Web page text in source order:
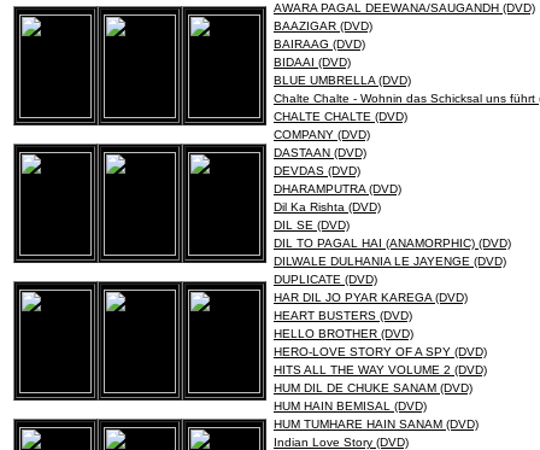
AWARA PAGAL DEEWANA/SAUGANDH (DVD)
BAAZIGAR (DVD)
BAIRAAG (DVD)
BIDAAI (DVD)
BLUE UMBRELLA (DVD)
Chalte Chalte - Wohnin das Schicksal uns führt
CHALTE CHALTE (DVD)
COMPANY (DVD)
DASTAAN (DVD)
DEVDAS (DVD)
DHARAMPUTRA (DVD)
Dil Ka Rishta (DVD)
DIL SE (DVD)
DIL TO PAGAL HAI (ANAMORPHIC) (DVD)
DILWALE DULHANIA LE JAYENGE (DVD)
DUPLICATE (DVD)
HAR DIL JO PYAR KAREGA (DVD)
HEART BUSTERS (DVD)
HELLO BROTHER (DVD)
HERO-LOVE STORY OF A SPY (DVD)
HITS ALL THE WAY VOLUME 2 (DVD)
HUM DIL DE CHUKE SANAM (DVD)
HUM HAIN BEMISAL (DVD)
HUM TUMHARE HAIN SANAM (DVD)
Indian Love Story (DVD)